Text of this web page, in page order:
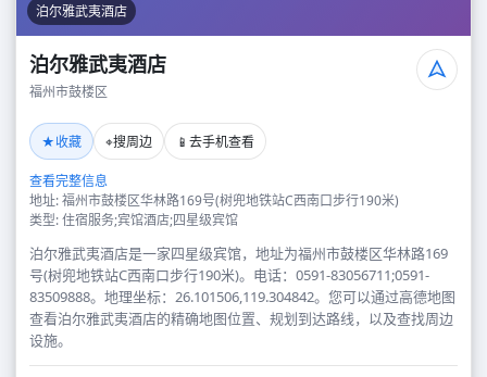
泊尔雅武夷酒店
泊尔雅武夷酒店
福州市鼓楼区
★收藏 ⌖搜周边 📱 去手机查看
查看完整信息
地址: 福州市鼓楼区华林路169号(树兜地铁站C西南口步行190米)
类型: 住宿服务;宾馆酒店;四星级宾馆
泊尔雅武夷酒店是一家四星级宾馆，地址为福州市鼓楼区华林路169
号(树兜地铁站C西南口步行190米)。电话：0591-83056711;0591-
83509888。地理坐标：26.101506,119.304842。您可以通过高德地图
查看泊尔雅武夷酒店的精确地图位置、规划到达路线，以及查找周边
设施。